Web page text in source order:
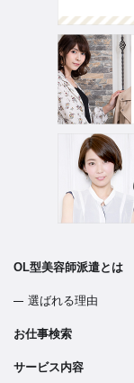
OL型美容師派遣とは
選ばれる理由
お仕事検索
サービス内容